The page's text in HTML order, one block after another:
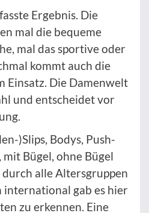
Ergebnis. Die
mal die bequeme
mal das sportive oder
kommt auch die
Einsatz. Die Damenwelt
und entscheidet vor
)Slips, Bodys, Push-
mit Bügel, ohne Bügel
alle Altersgruppen
international gab es hier
zu erkennen. Eine